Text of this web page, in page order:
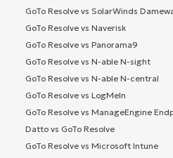
GoTo Resolve vs SolarWinds
GoTo Resolve vs Naverisk
GoTo Resolve vs Panorama9
GoTo Resolve vs N-able N-sight
GoTo Resolve vs N-able N-central
GoTo Resolve vs LogMeIn
GoTo Resolve vs ManageEngine
Datto vs GoTo Resolve
GoTo Resolve vs Microsoft Intune